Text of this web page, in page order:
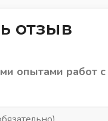
отзыв
опытами работ